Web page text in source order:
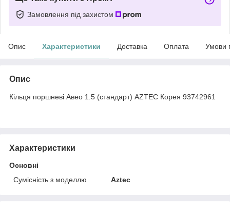
Замовлення під захистом
Опис Характеристики Доставка Оплата Умови
Опис
Кільця поршневі Авео 1.5 (стандарт) AZTEC Корея 93742961
Характеристики
Основні
Сумісність з моделлю
Aztec